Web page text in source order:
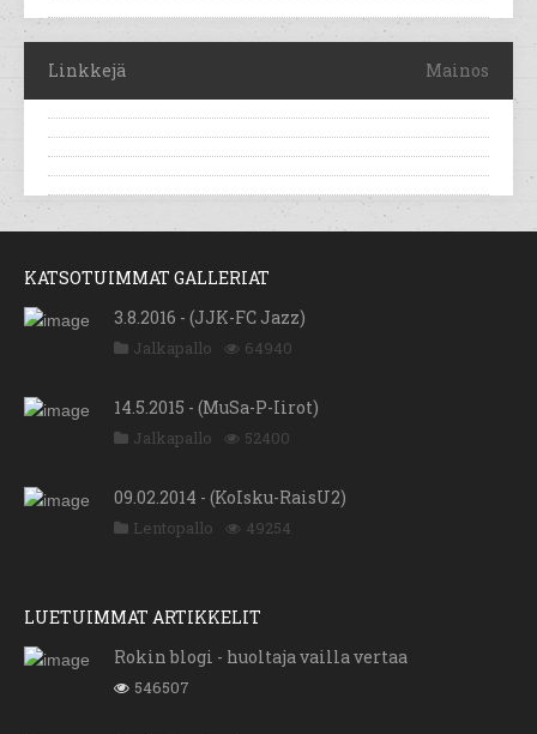
Linkkejä Mainos
KATSOTUIMMAT GALLERIAT
3.8.2016 - (JJK-FC Jazz)
Jalkapallo 64940
14.5.2015 - (MuSa-P-Iirot)
Jalkapallo 52400
09.02.2014 - (KoIsku-RaisU2)
Lentopallo 49254
LUETUIMMAT ARTIKKELIT
Rokin blogi - huoltaja vailla vertaa
546507